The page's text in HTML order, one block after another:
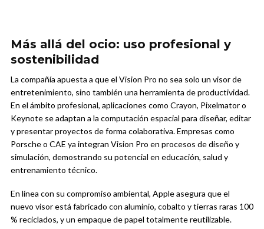
Más allá del ocio: uso profesional y
sostenibilidad
La compañía apuesta a que el Vision Pro no sea solo un visor de
entretenimiento, sino también una herramienta de productividad.
En el ámbito profesional, aplicaciones como Crayon, Pixelmator o
Keynote se adaptan a la computación espacial para diseñar, editar
y presentar proyectos de forma colaborativa. Empresas como
Porsche o CAE ya integran Vision Pro en procesos de diseño y
simulación, demostrando su potencial en educación, salud y
entrenamiento técnico.
En línea con su compromiso ambiental, Apple asegura que el
nuevo visor está fabricado con aluminio, cobalto y tierras raras 100
% reciclados, y un empaque de papel totalmente reutilizable.